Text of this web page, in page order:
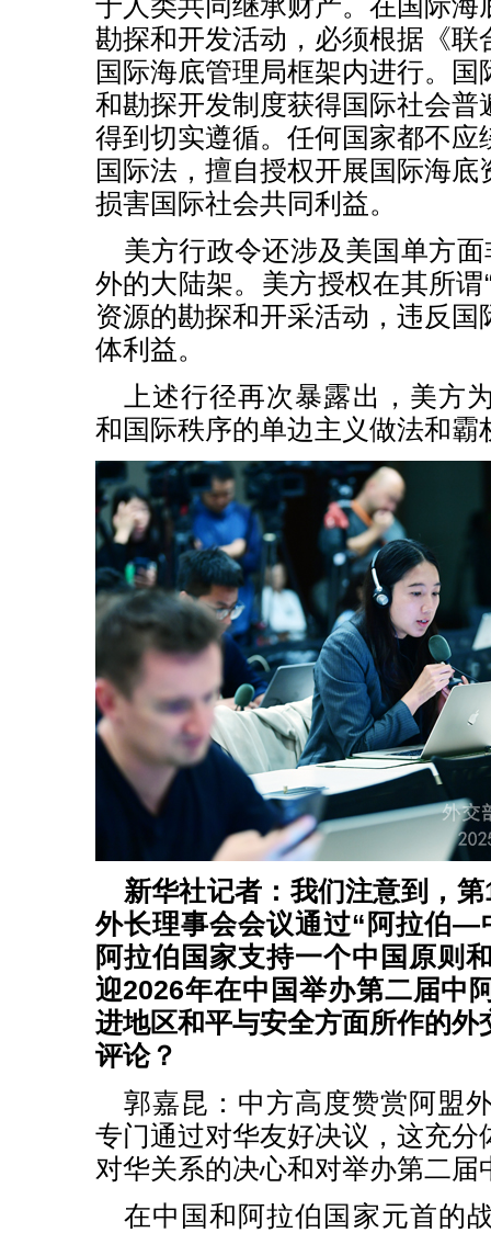
于人类共同继承财产。在国际海
勘探和开发活动，必须根据《联
国际海底管理局框架内进行。
和勘探开发制度获得国际社会普
得到切实遵循。任何国家都不应
国际法，擅自授权开展国际海
损害国际社会共同利益。
美方行政令还涉及美国单方
外的大陆架。美方授权在其所谓
资源的勘探和开采活动，违反国
体利益。
上述行径再次暴露出，美方
和国际秩序的单边主义做法和霸
新华社记者：我们注意到，
外长理事会会议通过“阿拉伯—
阿拉伯国家支持一个中国原则
迎2026年在中国举办第二届中
进地区和平与安全方面所作的外
评论？
郭嘉昆：中方高度赞赏阿盟
专门通过对华友好决议，这充分
对华关系的决心和对举办第二届
在中国和阿拉伯国家元首的